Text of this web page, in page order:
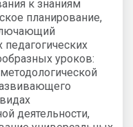
к знаниям
планирование,
уроков:
деятельности,